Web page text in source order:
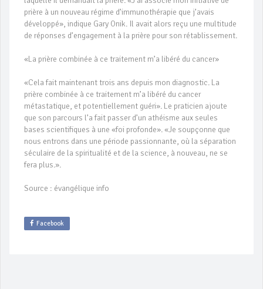
prière à un nouveau régime d’immunothérapie que j’avais
développé», indique Gary Onik. Il avait alors reçu une multitude
de réponses d’engagement à la prière pour son rétablissement.
«La prière combinée à ce traitement m’a libéré du cancer»
«Cela fait maintenant trois ans depuis mon diagnostic. La
prière combinée à ce traitement m’a libéré du cancer
métastatique, et potentiellement guéri». Le praticien ajoute
que son parcours l’a fait passer d’un athéisme aux seules
bases scientifiques à une «foi profonde». «Je soupçonne que
nous entrons dans une période passionnante, où la séparation
séculaire de la spiritualité et de la science, à nouveau, ne se
fera plus.».
Source : évangélique info
Facebook